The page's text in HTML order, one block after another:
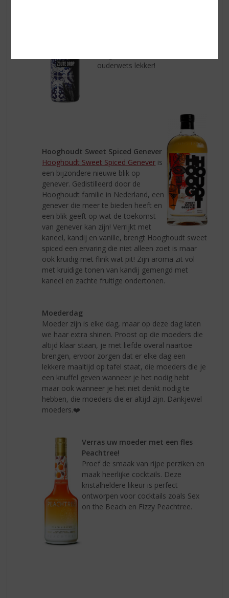
ouderwets lekker!
Hooghoudt Sweet Spiced Genever
Hooghoudt Sweet Spiced Genever is
een bijzondere nieuwe blik op
genever. Gedistilleerd door de
Hooghoudt familie in Nederland, een
genever die meer te bieden heeft en
een blik geeft op wat de toekomst
van genever kan zijn! Verrijkt met
kaneel, kandij en vanille, brengt Hooghoudt sweet
spiced een ervaring die niet alleen zoet is maar
ook kruidig met flink wat pit! Zijn aroma zit vol
met kruidige tonen van kandij gemengd met
kaneel en zachte fruitige ondertonen.
Moederdag
Moeder zijn is elke dag, maar op deze dag laten
we haar extra shinen. Proost op die moeders die
altijd klaar staan, je met liefde overal naartoe
brengen, ervoor zorgen dat er elke dag een
lekkere maaltijd op tafel staat, die moeders die je
een knuffel geven wanneer je het nodig hebt
maar ook wanneer je het niet denkt nodig te
hebben, die moeders die er altijd zijn. Dankjewel
moeders.❤️
Verras uw moeder met een fles
Peachtree!
Proef de smaak van rijpe perziken en
maak heerlijke cocktails. Deze
kristalheldere likeur is perfect
ontworpen voor cocktails zoals Sex
on the Beach en Fizzy Peachtree.